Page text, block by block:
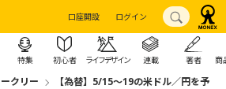
口座開設 ログイン
特集 初心者 ライフデザイン 連載 著者 商
クリー
【為替】5/15～19の米ドル／円を予